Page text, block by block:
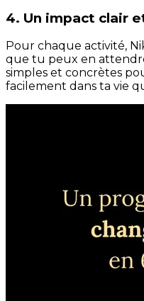
4. Un impact clair
Pour chaque activité,
que tu peux en
simples et concrètes
facilement dans ta vie